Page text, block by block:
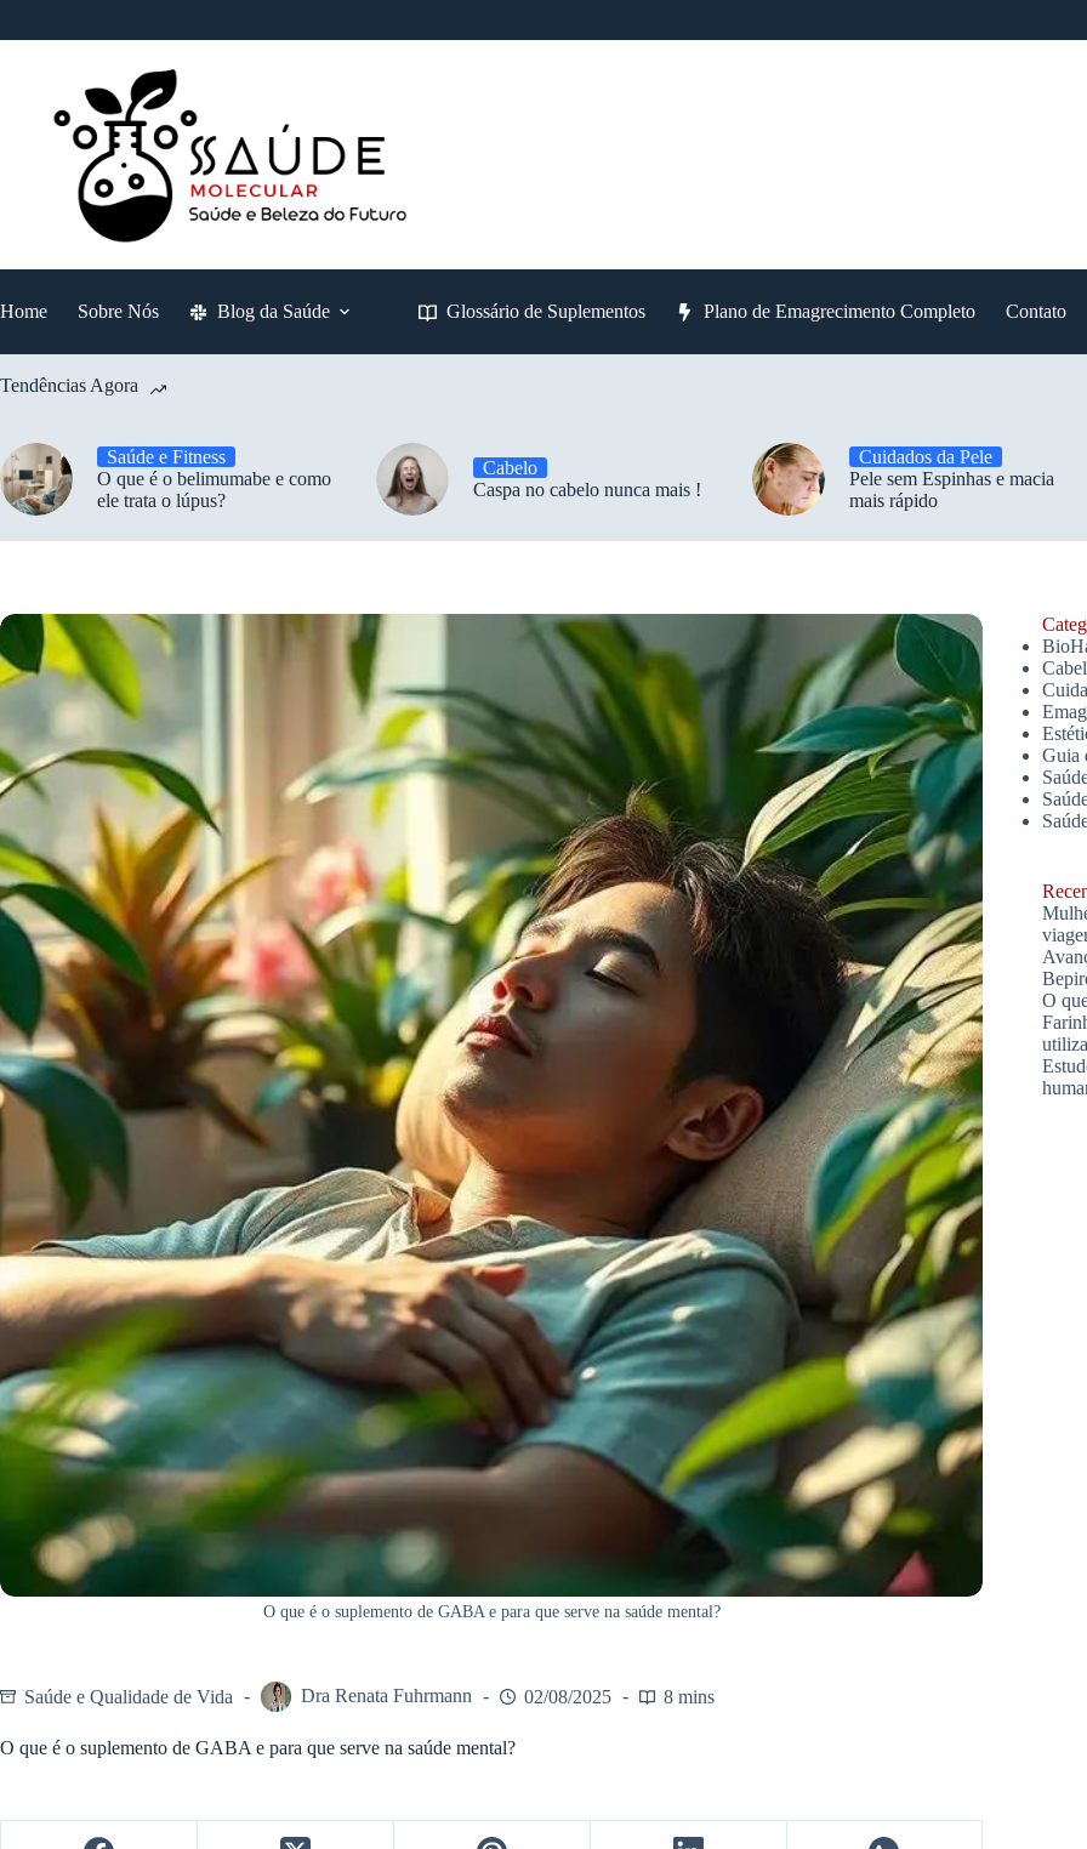
Home Sobre Nós Blog da Saúde Glossário de Suplementos Plano de Emagrecimento Completo Contato
Tendências Agora
Saúde e Fitness
O que é o belimumabe e como
ele trata o lúpus?
Cabelo
Caspa no cabelo nunca mais !
Cuidados da Pele
Pele sem Espinhas e macia
mais rápido
O que é o suplemento de GABA e para que serve na saúde mental?
Saúde e Qualidade de Vida Dra Renata Fuhrmann 02/08/2025 8 mins
O que é o suplemento de GABA e para que serve na saúde mental?
Guia
O